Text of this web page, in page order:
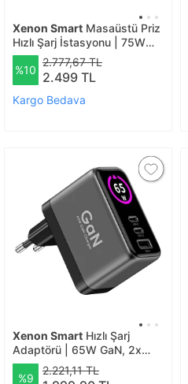
Xenon Smart Masaüstü Priz
Hızlı Şarj İstasyonu | 75W
GaN, 4000W AC, Dahili USB-
C Kablo, 3x USB, PD PPS
(X6412) 1072 Siyah
%10
2.777,67 TL
2.499 TL
Kargo Bedava
Xenon Smart Hızlı Şarj
Adaptörü | 65W GaN, 2x
USB-C ve 1 USB-A Çıkışlı, PD
PPS, Dijital Güç Ekranlı
%9
2.221,11 TL